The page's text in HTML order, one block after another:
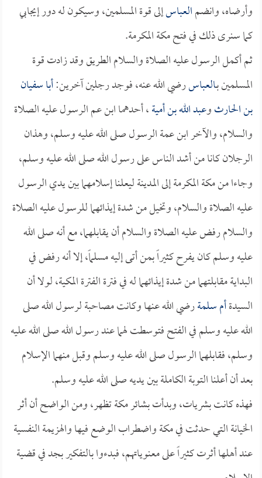
وأرضاه، وانضمالعباسإلى قوة المسلمين، وسيكون له دور إيجابي
كما سنرى ذلك في فتح مكة المكرمة.
ثم أكمل الرسول عليه الصلاة والسلام الطريق وقد زادت قوة
المسلمين بـالعباسرضي الله عنه، فوجد رجلين آخرين:أبا سفيان
بن الحارثوعبد الله بن أمية، أحدهما ابن عم الرسول عليه الصلاة
والسلام، والآخر ابن عمة الرسول صلى الله عليه وسلم، وهذان
الرجلان كانا من أشد الناس على رسول الله صلى الله عليه وسلم،
وجاءا من مكة المكرمة إلى المدينة ليعلنا إسلامهما بين يدي الرسول
عليه الصلاة والسلام، وتخيل من شدة إيذائهما للرسول عليه الصلاة
والسلام رفض عليه الصلاة والسلام أن يقابلهما، مع أنه صلى الله
عليه وسلم كان يفرح كثيراً بمن أتى إليه مسلماً، إلا أنه رفض في
البداية مقابلتهما من شدة إيذائهما له في فترة الفترة المكية، لولا أن
السيدةأم سلمةرضي الله عنها وكانت مصاحبة لرسول الله صلى
الله عليه وسلم في الفتح فتوسطت لهما عند رسول الله صلى الله عليه
وسلم، فقابلهما الرسول صلى الله عليه وسلم وقبل منهما الإسلام
بعد أن أعلنا التوبة الكاملة بين يديه صلى الله عليه وسلم.
فهذه كانت بشريات، وبدأت بشائر مكة تظهر، ومن الواضح أن أثر
الخيانة التي حدثت في مكة واضطراب الوضع فيها والهزيمة النفسية
عند أهلها أثرت كثيراً على معنوياتهم، فبدءوا بالتفكير بجد في قضية